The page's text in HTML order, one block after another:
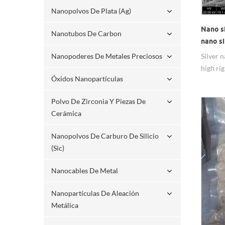
Nanopolvos De Plata (ag)
Nanotubos De Carbon
Nanopoderes De Metales Preciosos
Óxidos Nanopartículas
Polvo De Zirconia Y Piezas De
Cerámica
Nanopolvos De Carburo De Silicio
(sic)
Nanocables De Metal
Nanopartículas De Aleación
Metálica
Nano
nano
Silver
high
of the